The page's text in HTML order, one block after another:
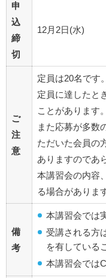
申
込
締
切
12月2日(水)
ご
注
意
定員は20名です。
定員に達したと
ことがあります。
また応募が多数
ただいた会員の
ありますのであ
本講習会の内容
る場合がありま
備
考
本講習会では
受講される方
を有している
本講習会では